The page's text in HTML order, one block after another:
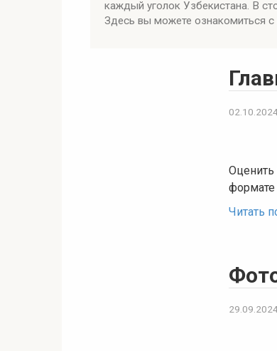
каждый уголок Узбекистана. В
Здесь вы можете ознакомиться с
Оценить
формате
Читать